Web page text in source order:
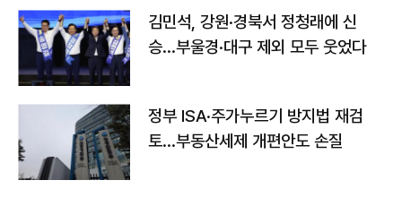
김민석, 강원·경북서 정청래에 신
승…부울경·대구 제외 모두 웃었다
정부 ISA·주가누르기 방지법 재검
토…부동산세제 개편안도 손질